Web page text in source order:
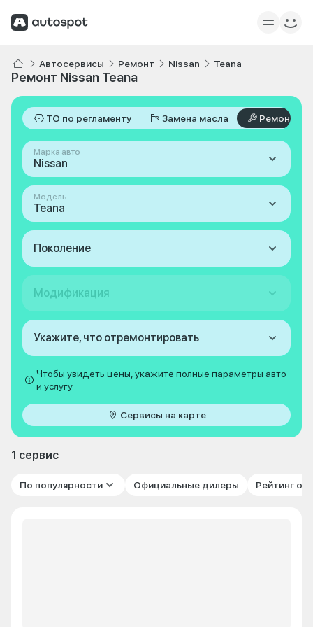
Автосервисы Ремонт Nissan Teana
Ремонт Nissan Teana
ТО по регламенту Замена масла Ремонт
Марка авто
Nissan
Модель
Teana
Поколение
Модификация
Укажите, что отремонтировать
Чтобы увидеть цены, укажите полные параметры авто
и услугу
Сервисы на карте
1 сервис
По популярности Официальные дилеры Рейтинг